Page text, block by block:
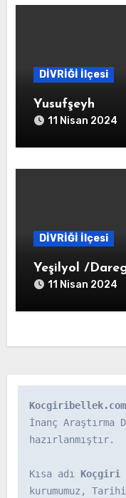
DİVRİĞİ İlçesi
Yusufşeyh
11 Nisan 2024
DİVRİĞİ İlçesi
Yeşilyol /
11 Nisan 2024
Kocgiribellek.com
İnanç Araştırma
hazırlanmıştır.
Kısa adı Koçgiri
kurumumuz,